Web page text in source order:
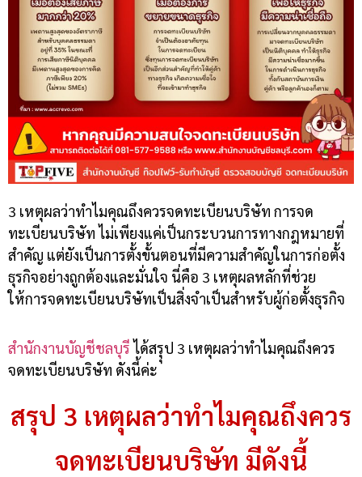
3 เหตุผลว่าทำไมคุณถึงควรจดทะเบียนบริษัท การจด
ทะเบียนบริษัท ไม่เพียงแค่เป็นกระบวนการทางกฎหมายที่
สำคัญ แต่ยังเป็นการตั้งขั้นตอนที่มีความสำคัญในการก่อตั้ง
ธุรกิจอย่างถูกต้องและมั่นใจ นี่คือ 3 เหตุผลหลักที่ช่วย
ให้การจดทะเบียนบริษัทเป็นสิ่งจำเป็นสำหรับผู้ก่อตั้งธุรกิจ
สำนักงานบัญชีชลบุรี ได้สรุุป 3 เหตุผลว่าทำไมคุณถึงควร
จดทะเบียนบริษัท ดังนี้ค่ะ
สรุป 3 เหตุผลว่าทำไมคุณถึงควร
จดทะเบียนบริษัท มีดังนี้